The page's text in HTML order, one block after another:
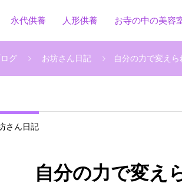
永代供養 人形供養 お寺の中の美容
グ お坊さん日記 自分の力で変え
さん日記
自分の力で変え